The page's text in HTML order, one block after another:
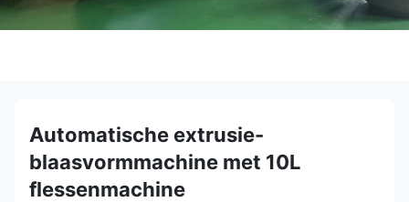
Automatische extrusie-
blaasvormmachine met 10L
flessenmachine